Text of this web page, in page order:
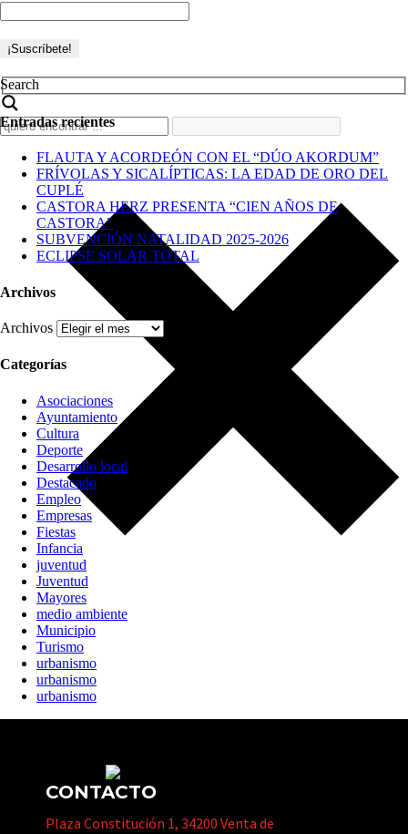
Search
Entradas recientes
FLAUTA Y ACORDEÓN CON EL “DÚO AKORDUM”
FRÍVOLAS Y SICALÍPTICAS: LA EDAD DE ORO DEL
CUPLÉ
CASTORA HERZ PRESENTA “CIEN AÑOS DE
CASTORA”
SUBVENCIÓN NATALIDAD 2025-2026
ECLIPSE SOLAR TOTAL
Archivos
Archivos
Categorías
Asociaciones
Ayuntamiento
Cultura
Deporte
Desarrollo local
Destacado
Empleo
Empresas
Fiestas
Infancia
juventud
Juventud
Mayores
medio ambiente
Municipio
Turismo
urbanismo
urbanismo
urbanismo
CONTACTO
Plaza Constitución 1, 34200 Venta de